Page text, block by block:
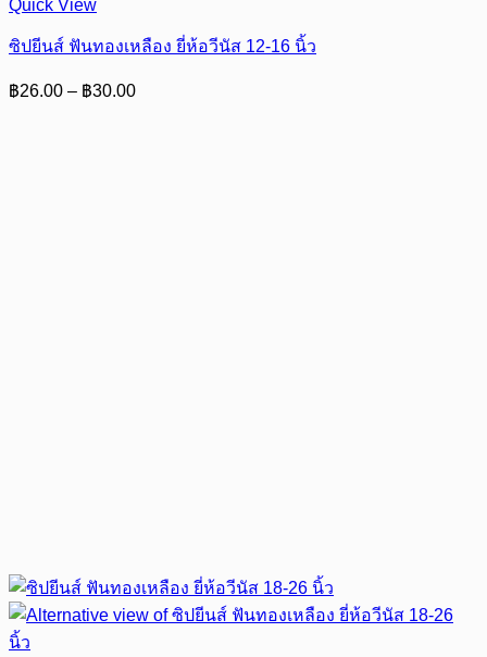
Quick View
ซิปยีนส์ ฟันทองเหลือง ยี่ห้อวีนัส 12-16 นิ้ว
฿26.00 – ฿30.00Price